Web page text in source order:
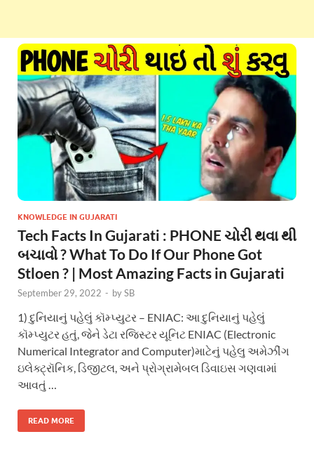
KNOWLEDGE IN GUJARATI
Tech Facts In Gujarati : PHONE ચોરી થવા થી
બચાવો ? What To Do If Our Phone Got
Stloen ? | Most Amazing Facts in Gujarati
September 29, 2022 - bySB
1) દુનિયાનું પહેલું કૉમ્પ્યુટર – ENIAC: આ દુનિયાનું પહેલું
કૉમ્પ્યુટર હતું, જેને ડેટા રજિસ્ટર યૂનિટ ENIAC (Electronic
Numerical Integrator and Computer)માટેનું પહેલુ અમેઝીંગ
ઇલેક્ટ્રૉનિક, ડિજીટલ, અને પ્રોગ્રામેબલ ડિવાઇસ ગણવામાં
આવતું …
READ MORE